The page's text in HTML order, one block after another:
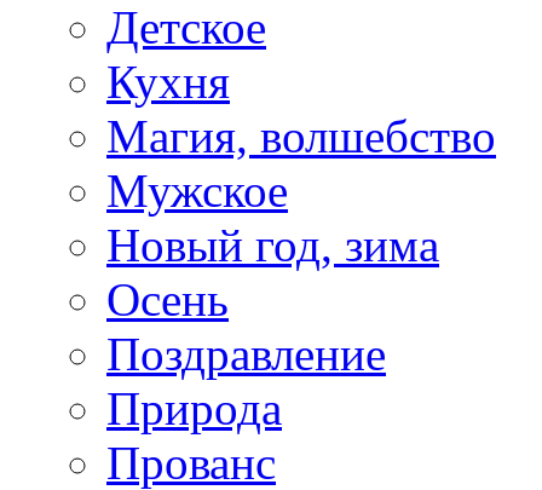
Детское
Кухня
Магия, волшебство
Мужское
Новый год, зима
Осень
Поздравление
Природа
Прованс